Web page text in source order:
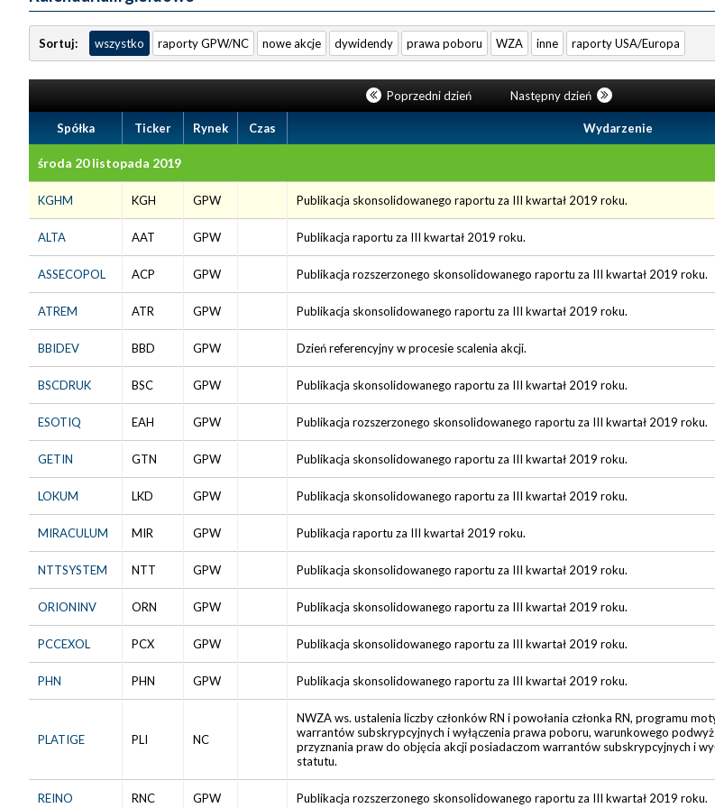
Sortuj: wszystko raporty GPW/NC nowe akcje dywidendy prawa poboru WZA inne raporty USA/Europa
Poprzedni dzień Następny dzień
Spółka Ticker Rynek Czas Wydarzenie
środa 20 listopada 2019
KGHM KGH GPW Publikacja skonsolidowanego raportu za III kwartał 2019 roku.
ALTA AAT GPW Publikacja raportu za III kwartał 2019 roku.
ASSECOPOL ACP GPW Publikacja rozszerzonego skonsolidowanego raportu za III kwartał 2019 roku.
ATREM ATR GPW Publikacja skonsolidowanego raportu za III kwartał 2019 roku.
BBIDEV BBD GPW Dzień referencyjny w procesie scalenia akcji.
BSCDRUK BSC GPW Publikacja skonsolidowanego raportu za III kwartał 2019 roku.
ESOTIQ EAH GPW Publikacja rozszerzonego skonsolidowanego raportu za III kwartał 2019 roku.
GETIN GTN GPW Publikacja skonsolidowanego raportu za III kwartał 2019 roku.
LOKUM LKD GPW Publikacja skonsolidowanego raportu za III kwartał 2019 roku.
MIRACULUM MIR GPW Publikacja raportu za III kwartał 2019 roku.
NTTSYSTEM NTT GPW Publikacja skonsolidowanego raportu za III kwartał 2019 roku.
ORIONINV ORN GPW Publikacja skonsolidowanego raportu za III kwartał 2019 roku.
PCCEXOL PCX GPW Publikacja skonsolidowanego raportu za III kwartał 2019 roku.
PHN PHN GPW Publikacja skonsolidowanego raportu za III kwartał 2019 roku.
PLATIGE PLI NC
NWZA ws. ustalenia liczby członków RN i powołania członka RN, programu
warrantów subskrypcyjnych i wyłączenia prawa poboru, warunkowego
przyznania praw do objęcia akcji posiadaczom warrantów subskrypcyjnych i
statutu.
REINO RNC GPW Publikacja rozszerzonego skonsolidowanego raportu za III kwartał 2019 roku.